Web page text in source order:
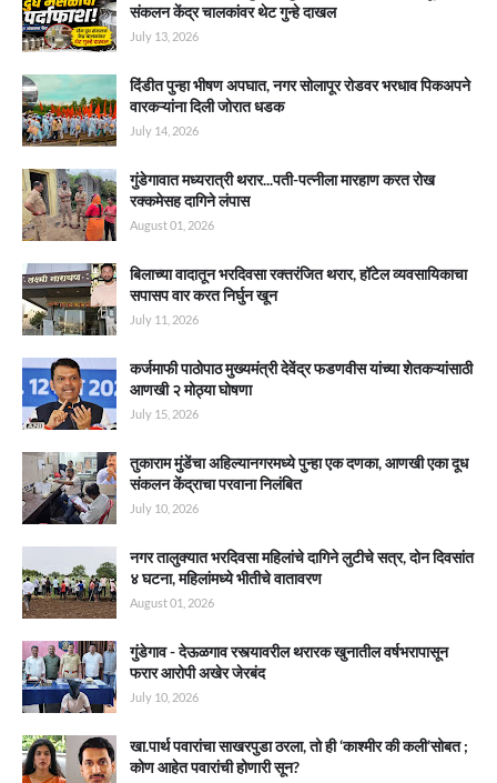
संकलन केंद्र चालकांवर थेट गुन्हे दाखल
July 13, 2026
दिंडीत पुन्हा भीषण अपघात, नगर सोलापूर रोडवर भरधाव पिकअपने
वारकऱ्यांना दिली जोरात धडक
July 14, 2026
गुंडेगावात मध्यरात्री थरार...पती-पत्नीला मारहाण करत रोख
रक्कमेसह दागिने लंपास
August 01, 2026
बिलाच्या वादातून भरदिवसा रक्तरंजित थरार, हॉटेल व्यवसायिकाचा
सपासप वार करत निर्घुन खून
July 11, 2026
कर्जमाफी पाठोपाठ मुख्यमंत्री देवेंद्र फडणवीस यांच्या शेतकऱ्यांसाठी
आणखी २ मोठ्या घोषणा
July 15, 2026
तुकाराम मुंडेंचा अहिल्यानगरमध्ये पुन्हा एक दणका, आणखी एका दूध
संकलन केंद्राचा परवाना निलंबित
July 10, 2026
नगर तालुक्यात भरदिवसा महिलांचे दागिने लुटीचे सत्र, दोन दिवसांत
४ घटना, महिलांमध्ये भीतीचे वातावरण
August 01, 2026
गुंडेगाव - देऊळगाव रस्त्यावरील थरारक खुनातील वर्षभरापासून
फरार आरोपी अखेर जेरबंद
July 10, 2026
खा.पार्थ पवारांचा साखरपुडा ठरला, तो ही ‘काश्मीर की कली’सोबत ;
कोण आहेत पवारांची होणारी सून?